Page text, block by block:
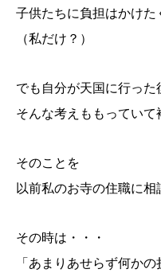
子供たちに負担はかけた
（私だけ？）
でも自分が天国に行っ
そんな考えももっていて
そのことを
以前私のお寺の住職に
その時は・・・
「あまりあせらず何か